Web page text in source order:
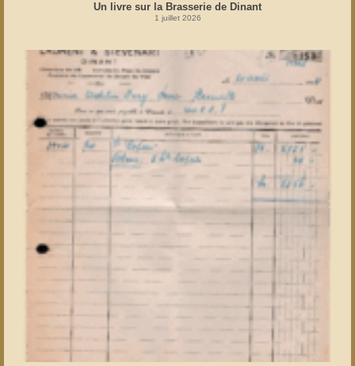
Un livre sur la Brasserie de Dinant
1 juillet 2026